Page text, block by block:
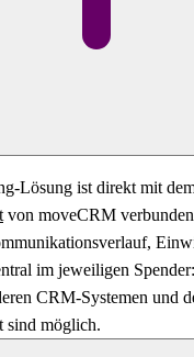
Lösung ist direkt mit
von moveCRM
im jeweiligen
CRM-Systemen und
sind möglich.